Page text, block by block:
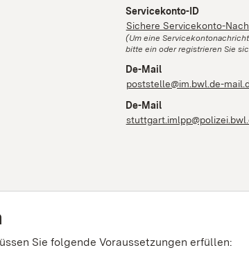
Servicekonto-ID
Sichere Servicekonto-
(Um eine
bitte ein oder registrieren Sie
De-Mail
poststelle@im.bwl.de-
De-Mail
Sie folgende Voraussetzungen erfüllen: